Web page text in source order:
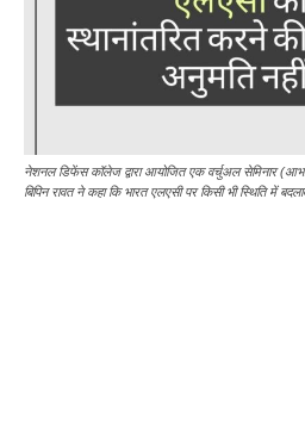
नेशनल डिफेंस कॉलेज द्वारा आयोजित एक वर्चुअल सेमिनार
बिपिन रावत ने कहा कि भारत एलएसी पर किसी भी स्थिति में